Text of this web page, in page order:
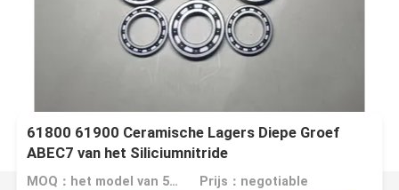
61800 61900 Ceramische Lagers Diepe Groef
ABEC7 van het Siliciumnitride
MOQ：het model van 50 PCs één Prijs：negotiable